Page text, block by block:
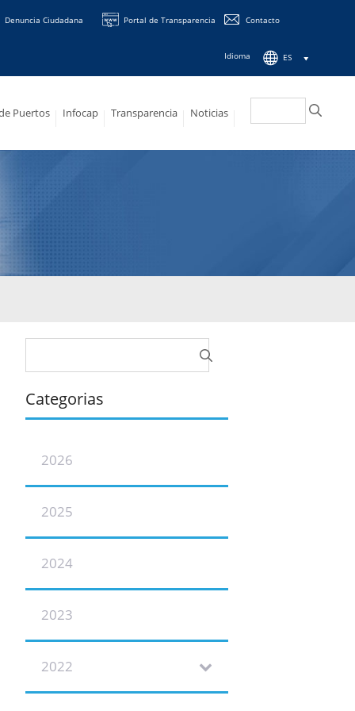
Denuncia Ciudadana Portal de Transparencia Contacto
Idioma ES
Puertos Infocap Transparencia Noticias
Categorias
2026
2025
2024
2023
2022